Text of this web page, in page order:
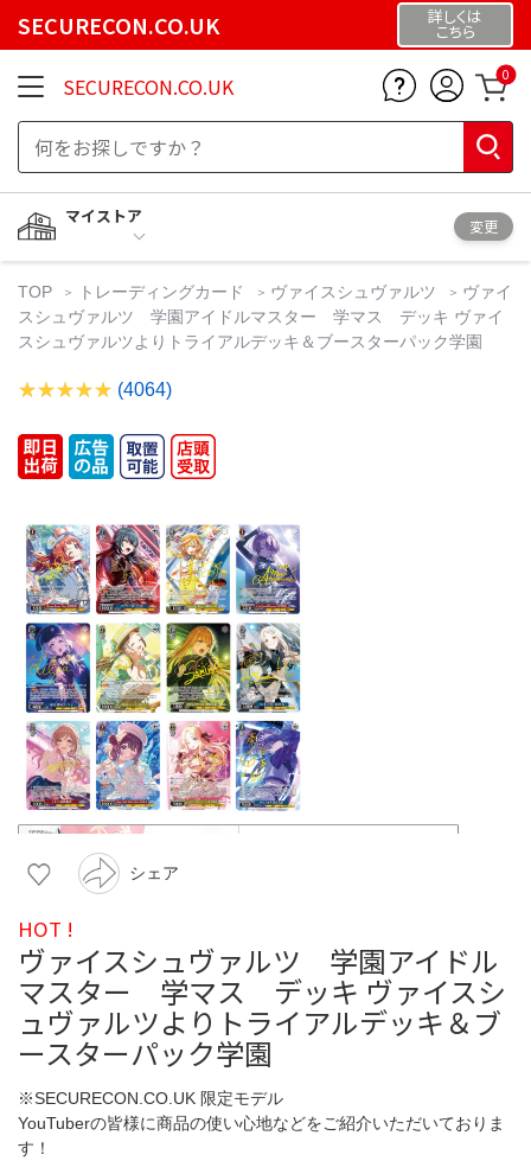
SECURECON.CO.UK 詳しくは
こちら
SECURECON.CO.UK 0
マイストア
変更
TOP トレーディングカード ヴァイスシュヴァルツ
ヴァイ
スシュヴァルツ 学園アイドルマスター 学マス デッキ ヴァイ
スシュヴァルツよりトライアルデッキ＆ブースターパック学園
(4064)
シェア
HOT !
ヴァイスシュヴァルツ 学園アイドル
マスター 学マス デッキ ヴァイスシ
ュヴァルツよりトライアルデッキ＆ブ
ースターパック学園
※SECURECON.CO.UK 限定モデル
YouTuberの皆様に商品の使い心地などをご紹介いただいておりま
す！